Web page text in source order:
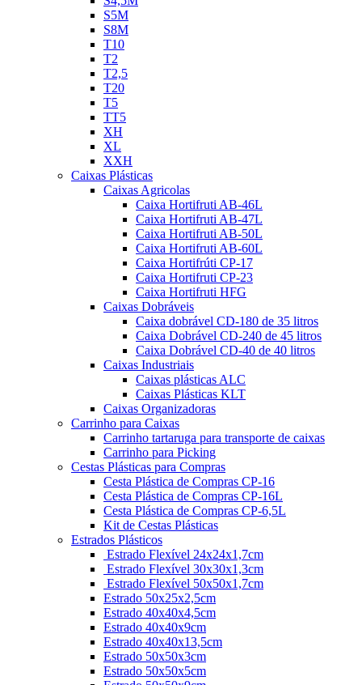
S5M
S8M
T10
T2
T2,5
T20
T5
TT5
XH
XL
XXH
Caixas Plásticas
Caixas Agricolas
Caixa Hortifruti AB-46L
Caixa Hortifruti AB-47L
Caixa Hortifruti AB-50L
Caixa Hortifruti AB-60L
Caixa Hortifrúti CP-17
Caixa Hortifruti CP-23
Caixa Hortifruti HFG
Caixas Dobráveis
Caixa dobrável CD-180 de 35 litros
Caixa Dobrável CD-240 de 45 litros
Caixa Dobrável CD-40 de 40 litros
Caixas Industriais
Caixas plásticas ALC
Caixas Plásticas KLT
Caixas Organizadoras
Carrinho para Caixas
Carrinho tartaruga para transporte de caixas
Carrinho para Picking
Cestas Plásticas para Compras
Cesta Plástica de Compras CP-16
Cesta Plástica de Compras CP-16L
Cesta Plástica de Compras CP-6,5L
Kit de Cestas Plásticas
Estrados Plásticos
Estrado Flexível 24x24x1,7cm
Estrado Flexível 30x30x1,3cm
Estrado Flexível 50x50x1,7cm
Estrado 50x25x2,5cm
Estrado 40x40x4,5cm
Estrado 40x40x9cm
Estrado 40x40x13,5cm
Estrado 50x50x3cm
Estrado 50x50x5cm